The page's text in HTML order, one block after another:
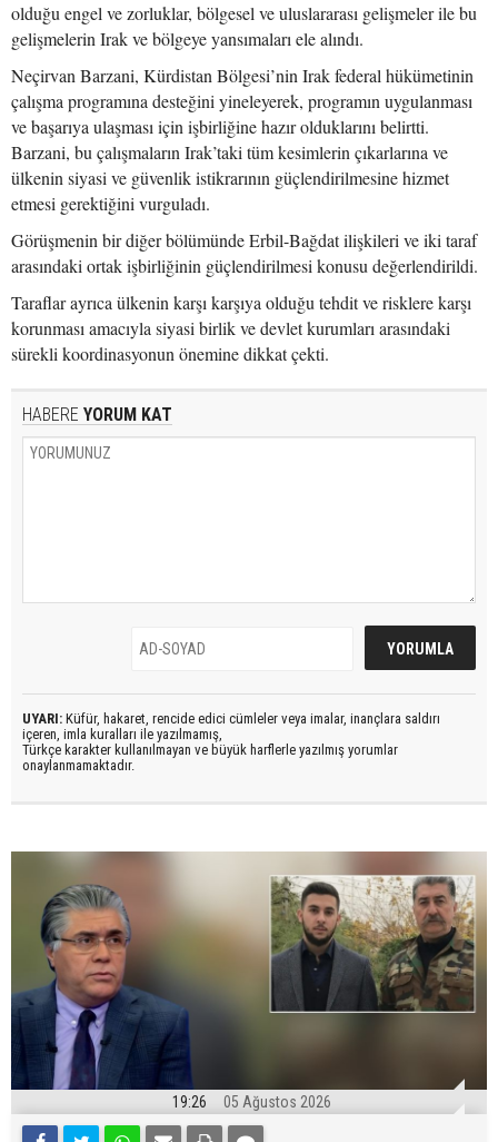
olduğu engel ve zorluklar, bölgesel ve uluslararası gelişmeler ile bu
gelişmelerin Irak ve bölgeye yansımaları ele alındı.
Neçirvan Barzani, Kürdistan Bölgesi’nin Irak federal hükümetinin
çalışma programına desteğini yineleyerek, programın uygulanması
ve başarıya ulaşması için işbirliğine hazır olduklarını belirtti.
Barzani, bu çalışmaların Irak’taki tüm kesimlerin çıkarlarına ve
ülkenin siyasi ve güvenlik istikrarının güçlendirilmesine hizmet
etmesi gerektiğini vurguladı.
Görüşmenin bir diğer bölümünde Erbil-Bağdat ilişkileri ve iki taraf
arasındaki ortak işbirliğinin güçlendirilmesi konusu değerlendirildi.
Taraflar ayrıca ülkenin karşı karşıya olduğu tehdit ve risklere karşı
korunması amacıyla siyasi birlik ve devlet kurumları arasındaki
sürekli koordinasyonun önemine dikkat çekti.
HABERE YORUM KAT
UYARI: Küfür, hakaret, rencide edici cümleler veya imalar, inançlara saldırı
içeren, imla kuralları ile yazılmamış,
Türkçe karakter kullanılmayan ve büyük harflerle yazılmış yorumlar
onaylanmamaktadır.
19:26 05 Ağustos 2026